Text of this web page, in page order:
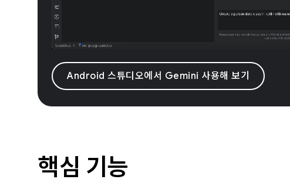
Android 스튜디오에서 Gemini 사용해 보기
핵심 기능